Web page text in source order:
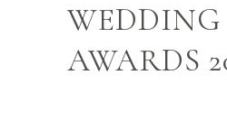
WEDDING
AWARDS